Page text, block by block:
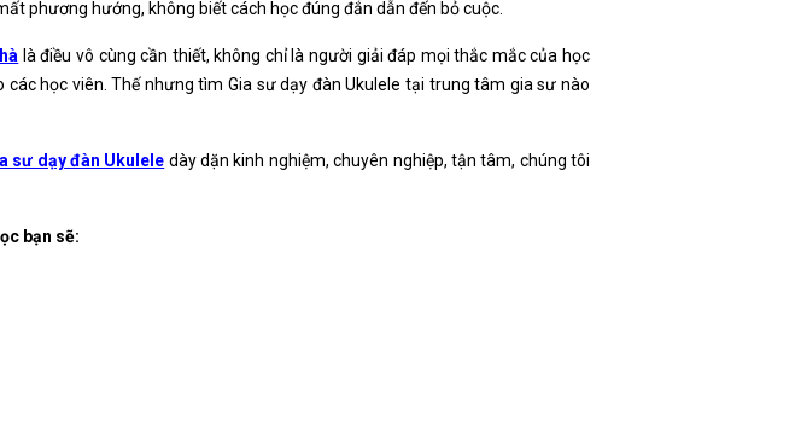
phương hướng, không biết cách học đúng đắn dẫn đến bỏ cuộc.
là điều vô cùng cần thiết, không chỉ là người giải đáp mọi thắc mắc của học
học viên. Thế nhưng tìm Gia sư dạy đàn Ukulele tại trung tâm gia sư nào
sư dạy đàn Ukulele dày dặn kinh nghiệm, chuyên nghiệp, tận tâm, chúng tôi
bạn sẽ: